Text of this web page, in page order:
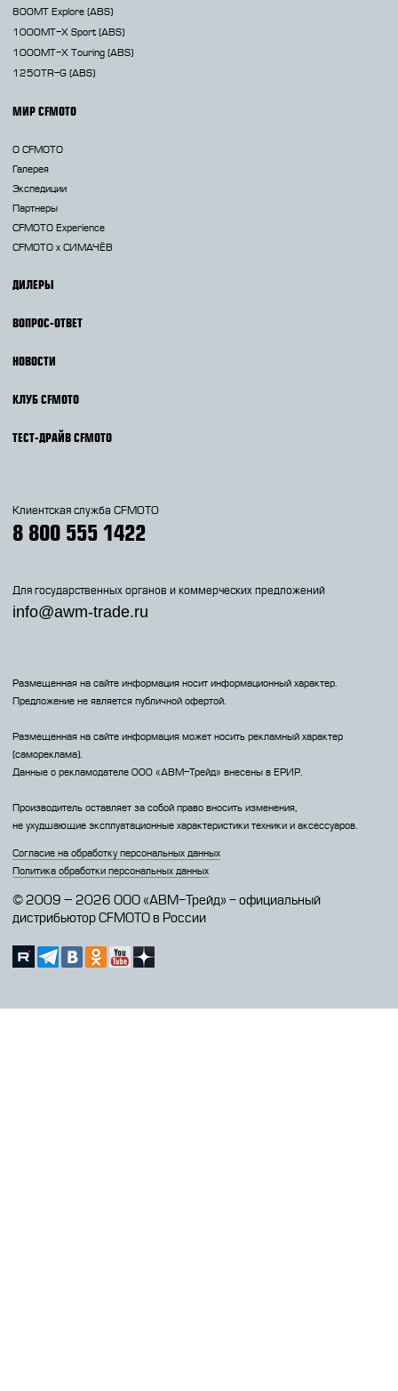
800MT Explore (ABS)
1000MT-X Sport (ABS)
1000MT-X Touring (ABS)
1250TR-G (ABS)
МИР CFMOTO
О CFMOTO
Галерея
Экспедиции
Партнеры
CFMOTO Experience
CFMOTO х СИМАЧЁВ
ДИЛЕРЫ
ВОПРОС-ОТВЕТ
НОВОСТИ
КЛУБ CFMOTO
ТЕСТ-ДРАЙВ CFMOTO
Клиентская служба CFMOTO
8 800 555 1422
Для государственных органов и коммерческих предложений
info@awm-trade.ru
Размещенная на сайте информация носит информационный характер.
Предложение не является публичной офертой.
Размещенная на сайте информация может носить рекламный характер
(самореклама).
Данные о рекламодателе 000 «АВМ-Трейд» внесены в ЕРИР.
Производитель оставляет за собой право вносить изменения,
не ухудшающие эксплуатационные характеристики техники и аксессуаров.
Согласие на обработку персональных данных
Политика обработки персональных данных
© 2009 – 2026 ООО «АВМ-Трейд» - официальный
дистрибьютор CFMOTO в России